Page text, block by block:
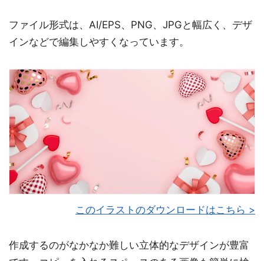
ファイル形式は、AI/EPS、PNG、JPGと幅広く、デザ
インなどで編集しやすくなっています。
このイラストのダウンロードはこちら >
作成するのがなかなか難しい立体的なデザインが豊富